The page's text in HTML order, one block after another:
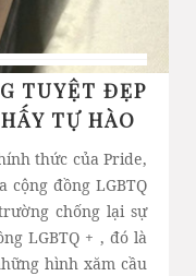
TUYỆT ĐẸP
TỰ HÀO
thức của Pride,
cộng đồng LGBTQ
chống lại sự
LGBTQ + , đó là
hình xăm cầu